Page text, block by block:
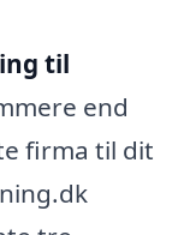
til
end
firma til dit